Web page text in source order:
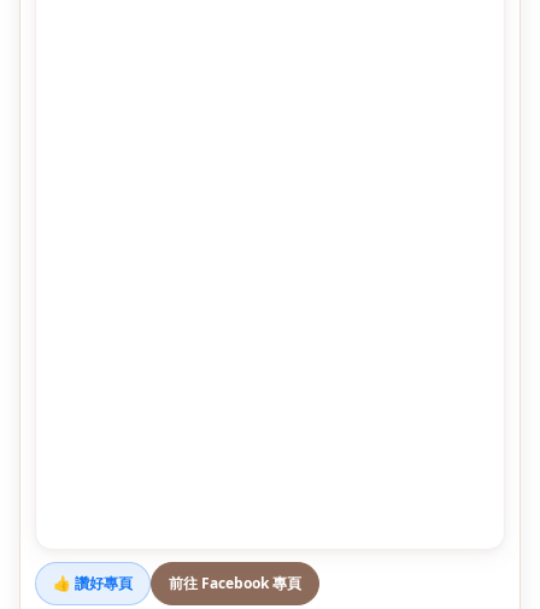
👍 讚好專頁 前往 Facebook 專頁